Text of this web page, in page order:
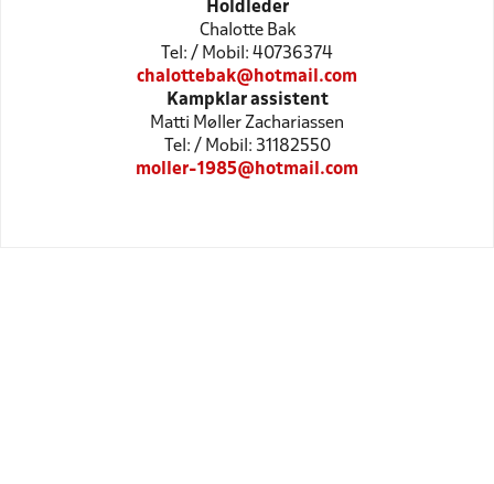
Holdleder
Chalotte Bak
Tel: / Mobil: 40736374
chalottebak@hotmail.com
Kampklar assistent
Matti Møller Zachariassen
Tel: / Mobil: 31182550
moller-1985@hotmail.com